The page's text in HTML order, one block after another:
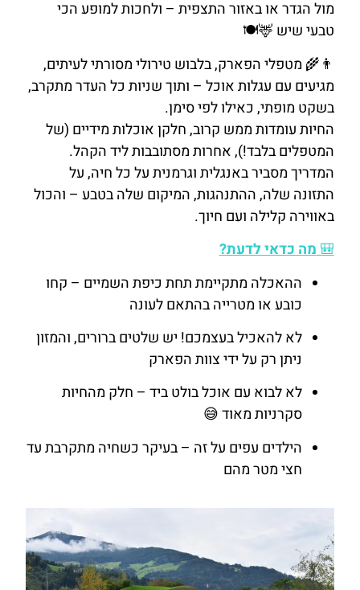
מול הגדר או באזור התצפית – ולחכות למופע הכי
טבעי שיש 🦌🍽️
👨‍🌾 מטפלי הפארק, בלבוש טירולי מסורתי לעיתים,
מגיעים עם עגלות אוכל – ותוך שניות כל העדר מתקרב,
בשקט מופתי, כאילו לפי סימן.
החיות עומדות ממש קרוב, חלקן אוכלות מידיים (של
המטפלים בלבד!), אחרות מסתובבות ליד הקהל.
המדריך מסביר באנגלית וגרמנית על כל חיה, על
התזונה שלה, ההתנהגות, המיקום שלה בטבע – והכול
באווירה קלילה ועם חיוך.
🎒מה כדאי לדעת?
ההאכלה מתקיימת תחת כיפת השמיים – קחו
כובע או מטרייה בהתאם לעונה
לא להאכיל בעצמכם! יש שלטים ברורים, והמזון
ניתן רק על ידי צוות הפארק
לא לבוא עם אוכל בולט ביד – חלק מהחיות
סקרניות מאוד 😅
הילדים עפים על זה – בעיקר כשחיה מתקרבת עד
חצי מטר מהם